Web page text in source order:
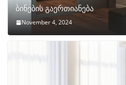
ბინების გაერთიანება
November 4, 2024